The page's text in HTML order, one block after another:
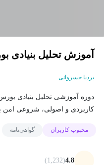
آموزش تحلیل بنیادی
بردیا خسروانی
دوره آموزشی تحلیل بنیادی
کاربردی و اصولی، شروعی امن
محبوب کاربران گواهی‌نامه
4.8
(1,232)